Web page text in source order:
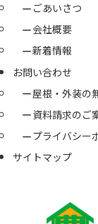
ごあいさつ
会社概要
新着情報
お問い合わせ
屋根・外装の
資料請求のご
プライバシー
サイトマップ